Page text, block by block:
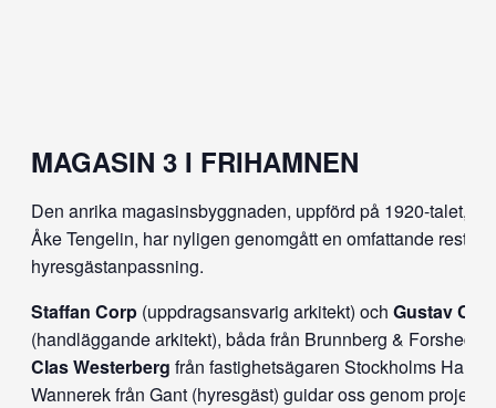
MAGASIN 3 I FRIHAMNEN
Den anrika magasinsbyggnaden, uppförd på 1920-talet,
Åke Tengelin, har nyligen genomgått en omfattande
hyresgästanpassning.
Staffan Corp (uppdragsansvarig arkitekt) och Gustav
(handläggande arkitekt), båda från Brunnberg & Forshed,
Clas Westerberg från fastighetsägaren Stockholms
Wannerek från Gant (hyresgäst) guidar oss genom